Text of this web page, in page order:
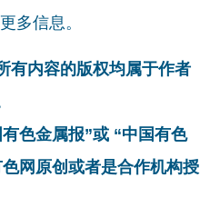
多信息。
有内容的版权均属于作者
色金属报”或 “中国有色
网原创或者是合作机构授